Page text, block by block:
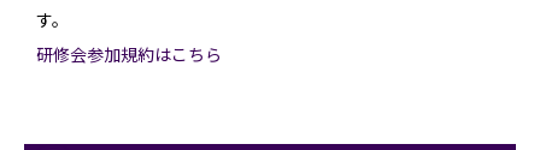
す。
研修会参加規約はこちら